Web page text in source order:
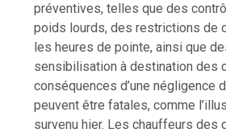
préventives, telles que des
poids lourds, des restrictions de
les heures de pointe, ainsi que
sensibilisation à destination des
conséquences d’une négligence
peuvent être fatales, comme
survenu hier. Les chauffeurs des